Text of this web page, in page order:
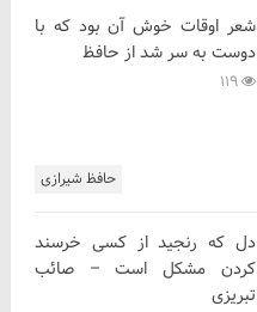
حافظ شیرازی
شعر اوقات خوش آن بود که با
دوست به سر شد از حافظ
دل که رنجید از کسی خرسند
کردن مشکل است – صائب
تبریزی